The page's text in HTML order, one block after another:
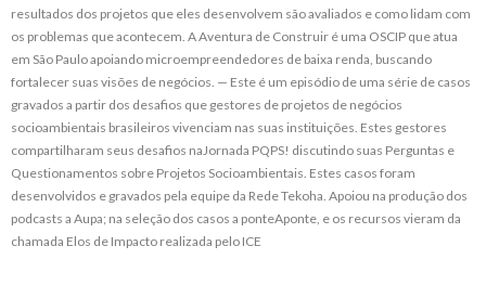
resultados dos projetos que eles desenvolvem são avaliados e como lidam com
os problemas que acontecem. A Aventura de Construir é uma OSCIP que atua
em São Paulo apoiando microempreendedores de baixa renda, buscando
fortalecer suas visões de negócios. — Este é um episódio de uma série de casos
gravados a partir dos desafios que gestores de projetos de negócios
socioambientais brasileiros vivenciam nas suas instituições. Estes gestores
compartilharam seus desafios naJornada PQPS! discutindo suas Perguntas e
Questionamentos sobre Projetos Socioambientais. Estes casos foram
desenvolvidos e gravados pela equipe da Rede Tekoha. Apoiou na produção dos
podcasts a Aupa; na seleção dos casos a ponteAponte, e os recursos vieram da
chamada Elos de Impacto realizada pelo ICE